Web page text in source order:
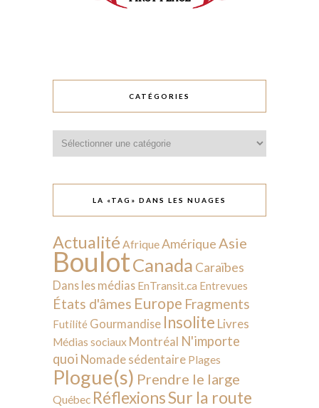
CATÉGORIES
LA «TAG» DANS LES NUAGES
Actualité AfriqueAmérique Asie
BoulotCanada Caraïbes
Dans les médias EnTransit.ca Entrevues
États d'âmes Europe Fragments
Futilité Gourmandise Insolite Livres
Médias sociaux Montréal N'importe
quoi Nomade sédentaire Plages
Plogue(s) Prendre le large
Québec RéflexionsSur la route